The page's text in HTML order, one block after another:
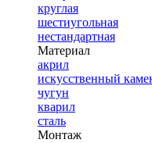
круглая
шестиугольная
нестандартная
Материал
акрил
искусственный
чугун
кварил
сталь
Монтаж